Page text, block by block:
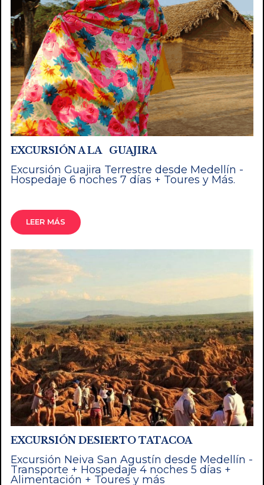
EXCURSIÓN A LA GUAJIRA
Excursión Guajira Terrestre desde Medellín -
Hospedaje 6 noches 7 días + Toures y Más.
LEER MÁS
EXCURSIÓN DESIERTO TATACOA
Excursión Neiva San Agustín desde Medellín -
Transporte + Hospedaje 4 noches 5 días +
Alimentación + Toures y más